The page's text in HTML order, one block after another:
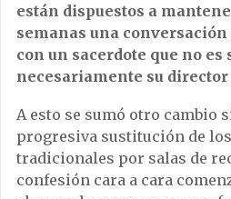
están dispuestos a
semanas una
con un sacerdote que no es
necesariamente su
A esto se sumó otro cambio
progresiva sustitución de
tradicionales por salas de
confesión cara a cara